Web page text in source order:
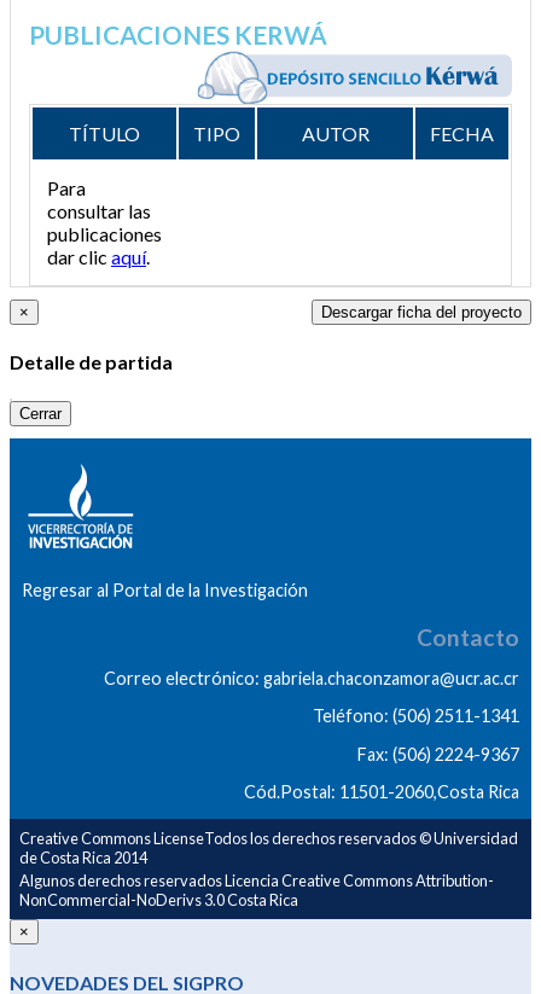
PUBLICACIONES KERWÁ
TÍTULO TIPO AUTOR FECHA
Para
consultar las
publicaciones
dar clic aquí.
Descargar ficha del proyecto
×
Detalle de partida
Cerrar
Regresar al Portal de la Investigación
Contacto
Correo electrónico: gabriela.chaconzamora@ucr.ac.cr
Teléfono: (506) 2511-1341
Fax: (506) 2224-9367
Cód.Postal: 11501-2060,Costa Rica
Creative Commons LicenseTodos los derechos reservados © Universidad
de Costa Rica 2014
Algunos derechos reservados Licencia Creative Commons Attribution-
NonCommercial-NoDerivs 3.0 Costa Rica
×
NOVEDADES DEL SIGPRO